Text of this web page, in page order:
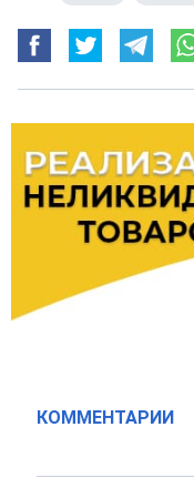
КОММЕНТАРИИ